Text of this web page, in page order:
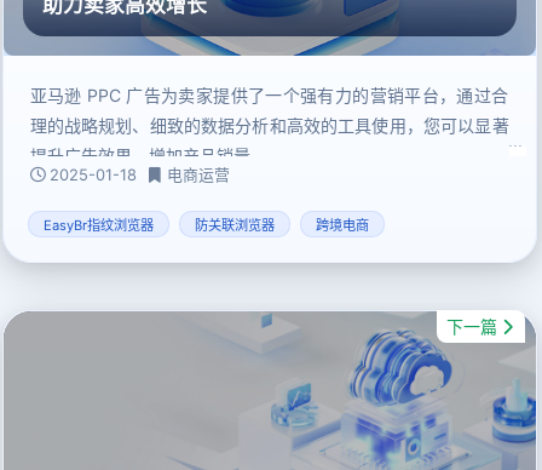
亚马逊 PPC 广告为卖家提供了一个强有力的营销平台，通过合
理的战略规划、细致的数据分析和高效的工具使用，您可以显著
提升广告效果，增加产品销量。
2025-01-18 电商运营
EasyBr指纹浏览器 防关联浏览器 跨境电商
下一篇